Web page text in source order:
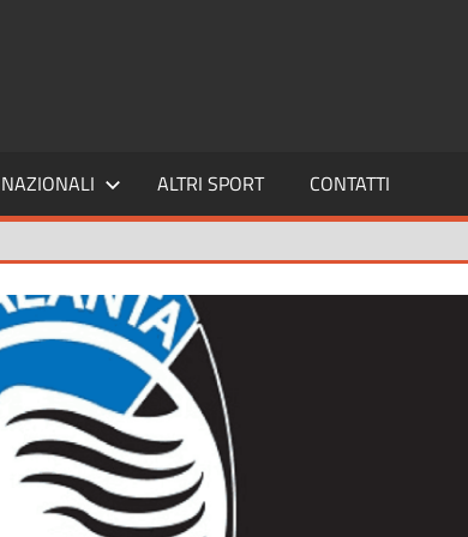
NAZIONALI ALTRI SPORT CONTATTI